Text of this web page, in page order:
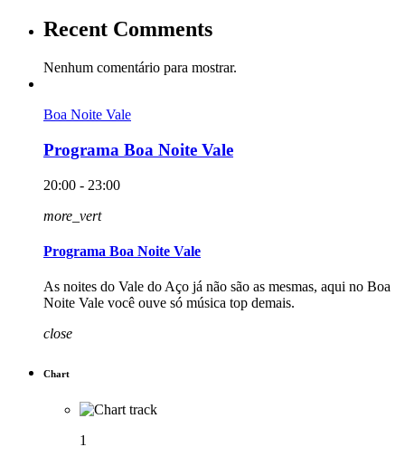
Recent Comments
Nenhum comentário para mostrar.
Boa Noite Vale
Programa Boa Noite Vale
20:00 - 23:00
more_vert
Programa Boa Noite Vale
As noites do Vale do Aço já não são as mesmas, aqui no Boa
Noite Vale você ouve só música top demais.
close
Chart
1